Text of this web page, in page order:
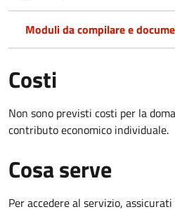
Moduli da compilare e
Costi
Non sono previsti costi per la
contributo economico individuale.
Cosa serve
Per accedere al servizio,